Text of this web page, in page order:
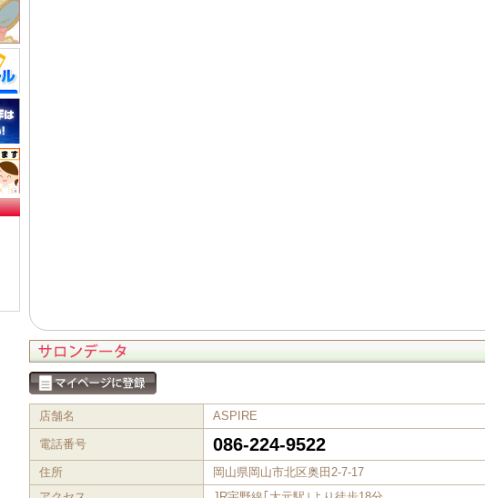
店舗名 ASPIRE
電話番号 086-224-9522
住所
岡山県岡山市北区奥田2-7-17